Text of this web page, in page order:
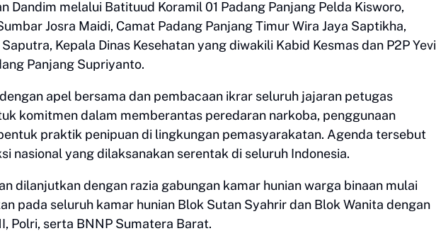
Dandim melalui Batituud Koramil 01 Padang Panjang Pelda Kisworo,
Josra Maidi, Camat Padang Panjang Timur Wira Jaya Saptikha,
Kepala Dinas Kesehatan yang diwakili Kabid Kesmas dan P2P Yevi
Panjang Supriyanto.
apel bersama dan pembacaan ikrar seluruh jajaran petugas
komitmen dalam memberantas peredaran narkoba, penggunaan
praktik penipuan di lingkungan pemasyarakatan. Agenda tersebut
nasional yang dilaksanakan serentak di seluruh Indonesia.
dilanjutkan dengan razia gabungan kamar hunian warga binaan mulai
pada seluruh kamar hunian Blok Sutan Syahrir dan Blok Wanita dengan
Polri, serta BNNP Sumatera Barat.